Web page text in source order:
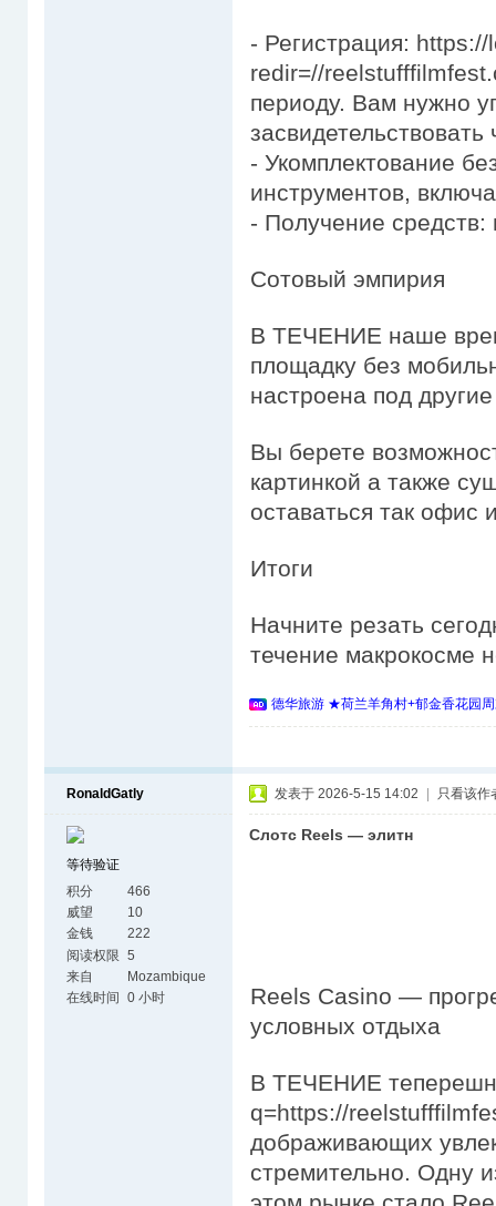
- Регистрация:
redir=//
периоду. Вам нужно
засвидетельствовать
- Укомплектование
инструментов,
- Получение средств:
Сотовый эмпирия
В ТЕЧЕНИЕ наше
площадку без
настроена под
Вы берете
картинкой а также
оставаться так офис
Итоги
Начните резать
течение макрокосме
德华旅游 ★荷兰羊角村+郁金香花园
RonaldGatly
等待验证
积分
466
威望
10
金钱
222
阅读权限 5
来自
Mozambique
在线时间
0 小时
发表于 2026-5-15 14:02 只看该作
Слотс Reels — элитн
Reels Casino —
условных отдыха
В ТЕЧЕНИЕ
q=https://
дображивающих
стремительно. Одну